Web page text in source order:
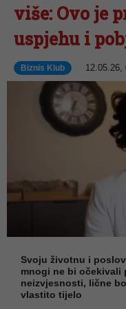
više: Ovo je
uspjehu i
Biznis Klub 12.05.26,
Svoju životnu i
mnogi ne bi očekivali
neizvjesnosti, lične
vlastito tijelo